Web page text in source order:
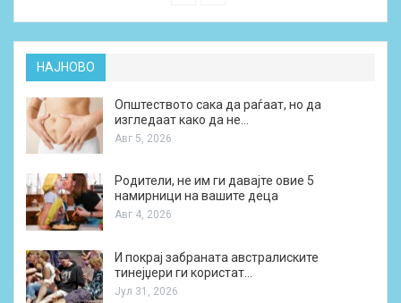
НАЈНОВО
Општеството сака да раѓаат, но да
изгледаат како да не…
Авг 5, 2026
Родители, не им ги давајте овие 5
намирници на вашите деца
Авг 4, 2026
И покрај забраната австралиските
тинејџери ги користат…
Јул 31, 2026